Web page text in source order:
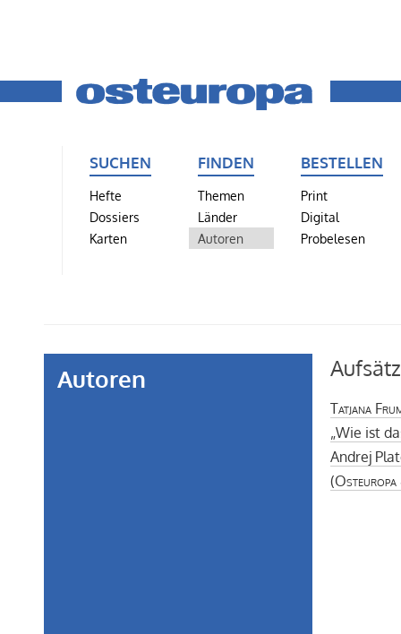
SUCHEN
Hefte
Dossiers
Karten
FINDEN
Themen
Länder
Autoren
BESTELLEN
Print
Digital
Probelesen
Autoren
Tatjana
„Wie ist
Andrej
(Osteuropa